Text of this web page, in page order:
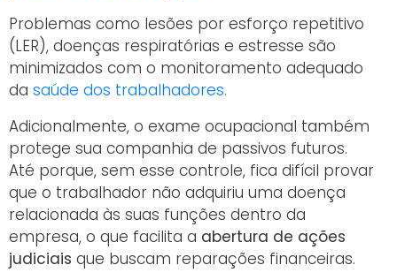
Problemas como lesões por esforço repetitivo
(LER), doenças respiratórias e estresse são
minimizados com o monitoramento adequado
da saúde dos trabalhadores.
Adicionalmente, o exame ocupacional também
protege sua companhia de passivos futuros.
Até porque, sem esse controle, fica difícil provar
que o trabalhador não adquiriu uma doença
relacionada às suas funções dentro da
empresa, o que facilita a abertura de ações
judiciais que buscam reparações financeiras.